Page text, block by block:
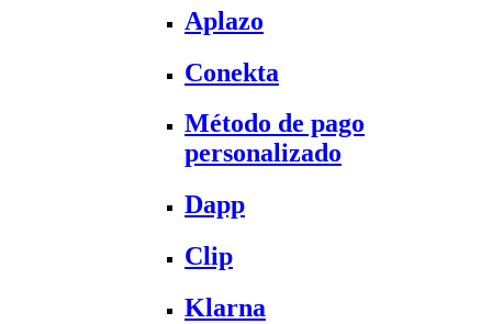
Aplazo
Conekta
Método de pago
personalizado
Dapp
Clip
Klarna